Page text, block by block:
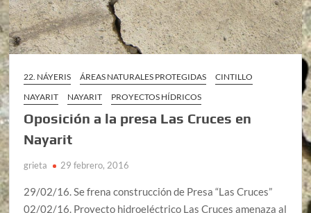
22. NÁYERIS ÁREAS NATURALES PROTEGIDAS
CINTILLO
NAYARIT
NAYARIT PROYECTOS HÍDRICOS
Oposición a la presa Las Cruces en
Nayarit
grieta 29 febrero, 2016
29/02/16. Se frena construcción de Presa “Las Cruces”
02/02/16. Proyecto hidroeléctrico Las Cruces amenaza al